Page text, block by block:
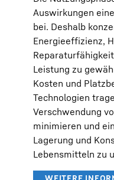
Auswirkungen
bei. Deshalb
Energieeffizienz,
Leistung zu
Kosten und
Technologien
Verschwendung
minimieren und
Lagerung und
Lebensmitteln zu